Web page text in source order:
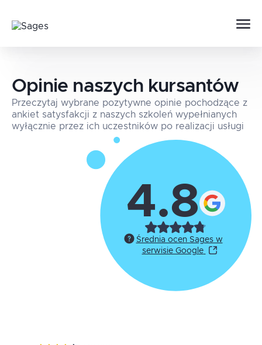
Opinie naszych kursantów
Przeczytaj wybrane pozytywne opinie pochodzące z
ankiet satysfakcji z naszych szkoleń wypełnianych
wyłącznie przez ich uczestników po realizacji usługi
4.8
Średnia ocen Sages w
serwisie Google